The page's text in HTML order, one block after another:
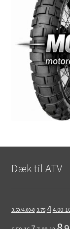
Dæk til ATV
3.50/4.00-8 3.75 4 4.00-